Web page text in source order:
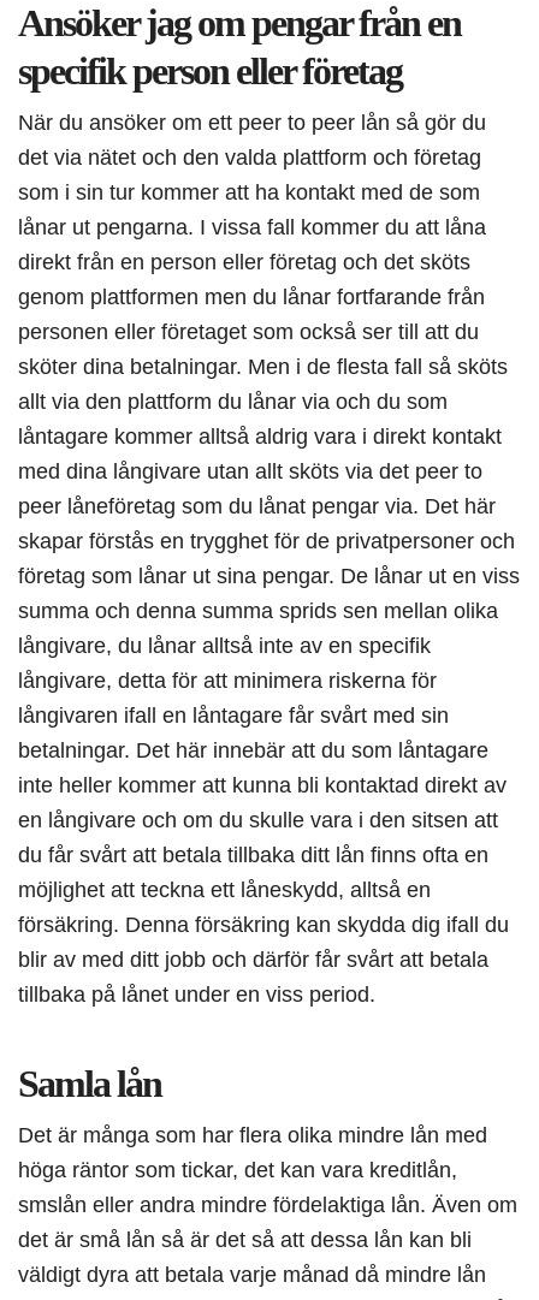
Ansöker jag om pengar från en
specifik person eller företag
När du ansöker om ett peer to peer lån så gör du
det via nätet och den valda plattform och företag
som i sin tur kommer att ha kontakt med de som
lånar ut pengarna. I vissa fall kommer du att låna
direkt från en person eller företag och det sköts
genom plattformen men du lånar fortfarande från
personen eller företaget som också ser till att du
sköter dina betalningar. Men i de flesta fall så sköts
allt via den plattform du lånar via och du som
låntagare kommer alltså aldrig vara i direkt kontakt
med dina långivare utan allt sköts via det peer to
peer låneföretag som du lånat pengar via. Det här
skapar förstås en trygghet för de privatpersoner och
företag som lånar ut sina pengar. De lånar ut en viss
summa och denna summa sprids sen mellan olika
långivare, du lånar alltså inte av en specifik
långivare, detta för att minimera riskerna för
långivaren ifall en låntagare får svårt med sin
betalningar. Det här innebär att du som låntagare
inte heller kommer att kunna bli kontaktad direkt av
en långivare och om du skulle vara i den sitsen att
du får svårt att betala tillbaka ditt lån finns ofta en
möjlighet att teckna ett låneskydd, alltså en
försäkring. Denna försäkring kan skydda dig ifall du
blir av med ditt jobb och därför får svårt att betala
tillbaka på lånet under en viss period.
Samla lån
Det är många som har flera olika mindre lån med
höga räntor som tickar, det kan vara kreditlån,
smslån eller andra mindre fördelaktiga lån. Även om
det är små lån så är det så att dessa lån kan bli
väldigt dyra att betala varje månad då mindre lån